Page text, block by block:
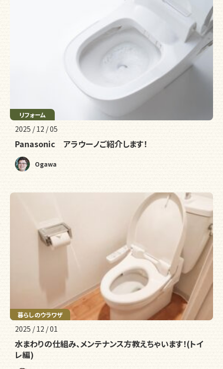
リフォーム
2025 / 12 / 05
Panasonic アラウーノご紹介します！
Ogawa
メンテナンス
暮らしのウラワザ
2025 / 12 / 01
水まわりの仕組み、メンテナンス方教えちゃいます！(トイ
レ編)